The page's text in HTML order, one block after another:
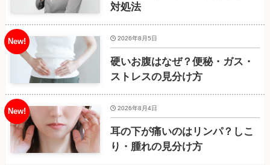
対処法
硬いお腹はなぜ？便秘・ガス・
ストレスの見分け方
2026年8月5日
耳の下が痛いのはリンパ？しこ
り・腫れの見分け方
2026年8月4日